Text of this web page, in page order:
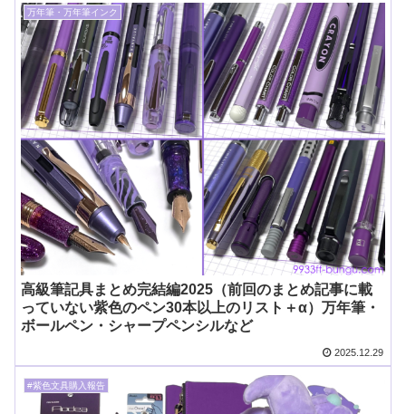
万年筆・万年筆インク
高級筆記具まとめ完結編2025（前回のまとめ記事に載
っていない紫色のペン30本以上のリスト＋α）万年筆・
ボールペン・シャープペンシルなど
2025.12.29
#紫色文具購入報告